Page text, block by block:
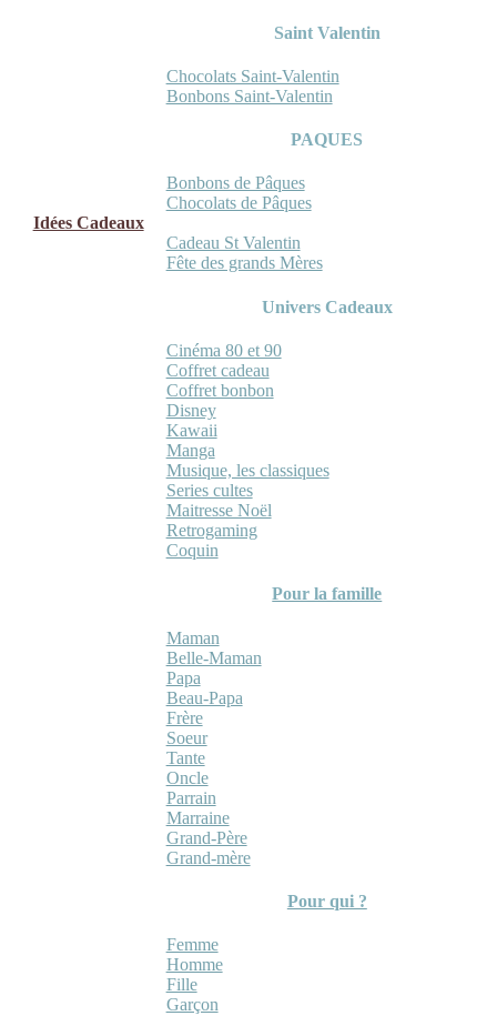
Saint Valentin
Chocolats Saint-Valentin
Bonbons Saint-Valentin
PAQUES
Bonbons de Pâques
Chocolats de Pâques
Idées Cadeaux
Cadeau St Valentin
Fête des grands Mères
Univers Cadeaux
Cinéma 80 et 90
Coffret cadeau
Coffret bonbon
Disney
Kawaii
Manga
Musique, les classiques
Series cultes
Maitresse Noël
Retrogaming
Coquin
Pour la famille
Maman
Belle-Maman
Papa
Beau-Papa
Frère
Soeur
Tante
Oncle
Parrain
Marraine
Grand-Père
Grand-mère
Pour qui ?
Femme
Homme
Fille
Garçon